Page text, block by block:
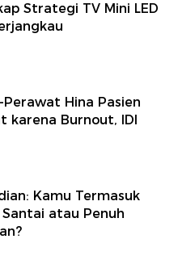
Strategi TV Mini LED
Hina Pasien
karena Burnout, IDI
Kamu Termasuk
atau Penuh